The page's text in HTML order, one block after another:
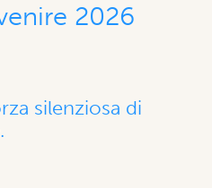
2026
silenziosa di